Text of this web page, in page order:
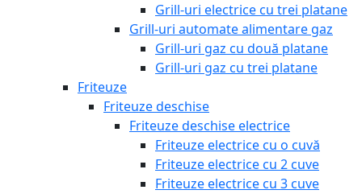
Grill-uri electrice cu trei platane
Grill-uri automate alimentare gaz
Grill-uri gaz cu două platane
Grill-uri gaz cu trei platane
Friteuze
Friteuze deschise
Friteuze deschise electrice
Friteuze electrice cu o cuvă
Friteuze electrice cu 2 cuve
Friteuze electrice cu 3 cuve